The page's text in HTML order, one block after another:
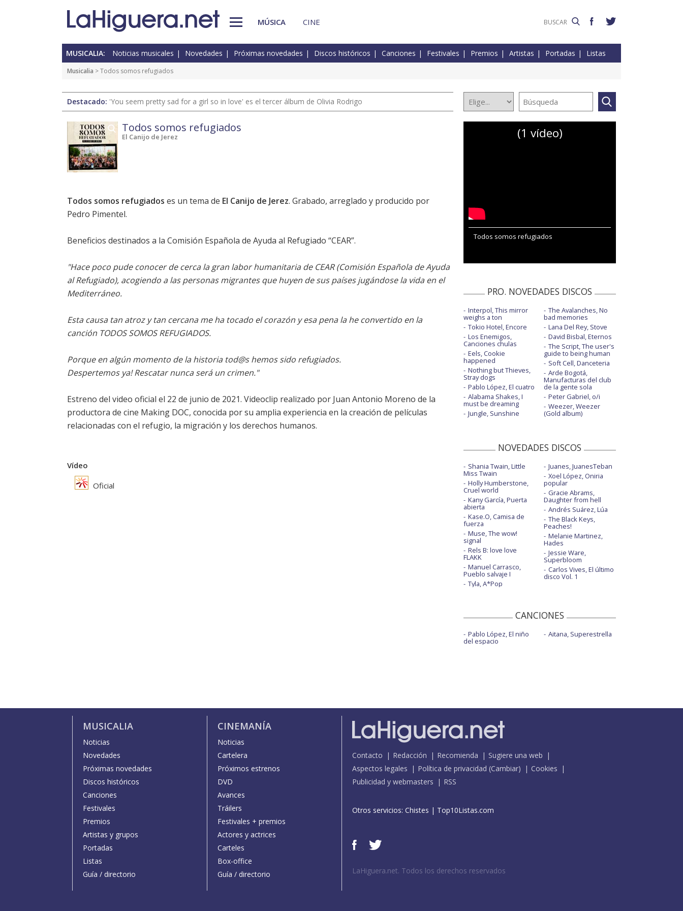
MÚSICA CINE
MUSICALIA: Noticias musicales Novedades Próximas novedades Discos históricos Canciones Festivales Premios Artistas Portadas Listas
Musicalia > Todos somos refugiados
Destacado: 'You seem pretty sad for a girl so in love' es el tercer álbum de Olivia Rodrigo
Todos somos refugiados
El Canijo de Jerez
Todos somos refugiados es un tema de El Canijo de Jerez. Grabado, arreglado y producido por
Pedro Pimentel.
Beneficios destinados a la Comisión Española de Ayuda al Refugiado “CEAR”.
"Hace poco pude conocer de cerca la gran labor humanitaria de CEAR (Comisión Española de Ayuda
al Refugiado), acogiendo a las personas migrantes que huyen de sus países jugándose la vida en el
Mediterráneo.
Esta causa tan atroz y tan cercana me ha tocado el corazón y esa pena la he convertido en la
canción TODOS SOMOS REFUGIADOS.
Porque en algún momento de la historia tod@s hemos sido refugiados.
Despertemos ya! Rescatar nunca será un crimen."
Estreno del video oficial el 22 de junio de 2021. Videoclip realizado por Juan Antonio Moreno de la
productora de cine Making DOC, conocida por su amplia experiencia en la creación de películas
relacionadas con el refugio, la migración y los derechos humanos.
Vídeo
Oficial
(1 vídeo)
Todos somos refugiados
PRO. NOVEDADES DISCOS
Interpol, This mirror
weighs a ton
Tokio Hotel, Encore
Los Enemigos,
Canciones chulas
Eels, Cookie
happened
Nothing but Thieves,
Stray dogs
Pablo López, El cuatro
Alabama Shakes, I
must be dreaming
Jungle, Sunshine
The Avalanches, No
bad memories
Lana Del Rey, Stove
David Bisbal, Eternos
The Script, The user's
guide to being human
Soft Cell, Danceteria
Arde Bogotá,
Manufacturas del club
de la gente sola
Peter Gabriel, o/i
Weezer, Weezer
(Gold album)
NOVEDADES DISCOS
Shania Twain, Little
Miss Twain
Holly Humberstone,
Cruel world
Kany García, Puerta
abierta
Kase.O, Camisa de
fuerza
Muse, The wow!
signal
Rels B: love love
FLAKK
Manuel Carrasco,
Pueblo salvaje I
Tyla, A*Pop
Juanes, JuanesTeban
Xoel López, Oniria
popular
Gracie Abrams,
Daughter from hell
Andrés Suárez, Lúa
The Black Keys,
Peaches!
Melanie Martinez,
Hades
Jessie Ware,
Superbloom
Carlos Vives, El último
disco Vol. 1
CANCIONES
Pablo López, El niño
del espacio
Aitana, Superestrella
MUSICALIA
Noticias
Novedades
Próximas novedades
Discos históricos
Canciones
Festivales
Premios
Artistas y grupos
Portadas
Listas
Guía / directorio
CINEMANÍA
Noticias
Cartelera
Próximos estrenos
DVD
Avances
Tráilers
Festivales + premios
Actores y actrices
Carteles
Box-office
Guía / directorio
Contacto Redacción Recomienda
Sugiere una web
Aspectos legales
Política de privacidad (Cambiar)
Cookies
Publicidad y webmasters
RSS
Otros servicios: Chistes | Top10Listas.com
LaHiguera.net. Todos los derechos reservados